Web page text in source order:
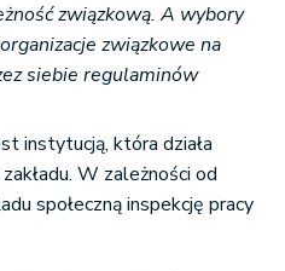
związkową. A wybory
związkowe na
siebie regulaminów
instytucją, która działa
W zależności od
społeczną inspekcję pracy